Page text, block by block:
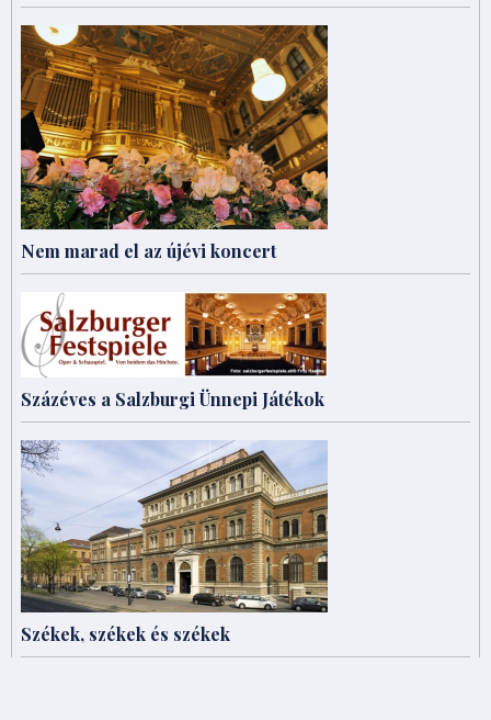
Nem marad el az újévi koncert
Százéves a Salzburgi Ünnepi Játékok
Székek, székek és székek